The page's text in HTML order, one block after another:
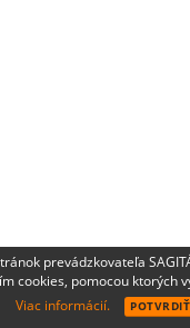
prevádzkovateľa
cookies, pomocou ktorých
Viac informácií.
POTVRDIŤ